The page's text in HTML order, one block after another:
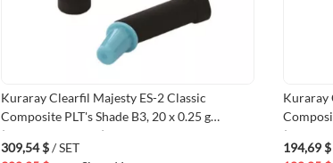
Kuraray Clearfil Majesty ES-2 Classic
Composite PLT's Shade B3, 20 x 0.25 g
(VMKUR-3118KA)
309,54 $/ SET
Kuraray
194,69 $